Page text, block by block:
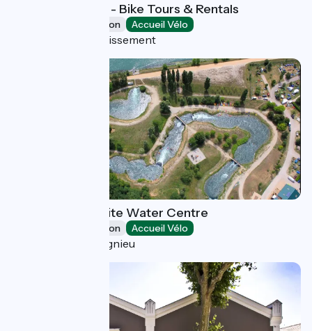
Mobilboard Lyon - Bike Tours & Rentals
Leisure and recreation Accueil Vélo
Lyon 5e Arrondissement
Isle de Serre White Water Centre
Leisure and recreation Accueil Vélo
Porcieu-Amblagnieu